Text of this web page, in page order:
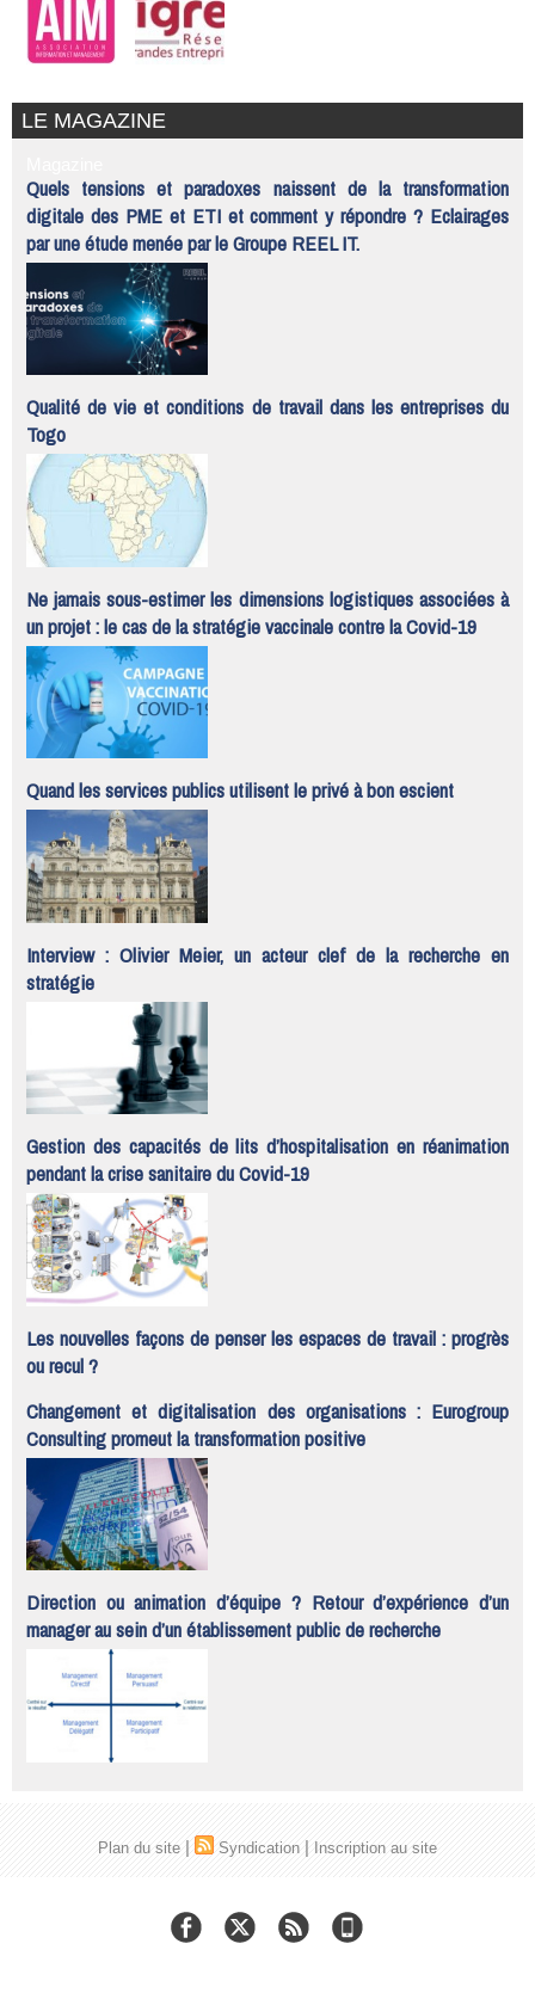
LE MAGAZINE
Quels tensions et paradoxes naissent de la transformation
digitale des PME et ETI et comment y répondre ? Eclairages
par une étude menée par le Groupe REEL IT.
Qualité de vie et conditions de travail dans les entreprises du
Togo
Ne jamais sous-estimer les dimensions logistiques associées à
un projet : le cas de la stratégie vaccinale contre la Covid-19
Quand les services publics utilisent le privé à bon escient
Interview : Olivier Meier, un acteur clef de la recherche en
stratégie
Gestion des capacités de lits d’hospitalisation en réanimation
pendant la crise sanitaire du Covid-19
Les nouvelles façons de penser les espaces de travail : progrès
ou recul ?
Changement et digitalisation des organisations : Eurogroup
Consulting promeut la transformation positive
Direction ou animation d’équipe ? Retour d’expérience d’un
manager au sein d’un établissement public de recherche
Plan du site | Syndication | Inscription au site